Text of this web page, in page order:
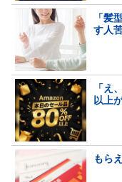
「髪
す人
「え
以上
もら